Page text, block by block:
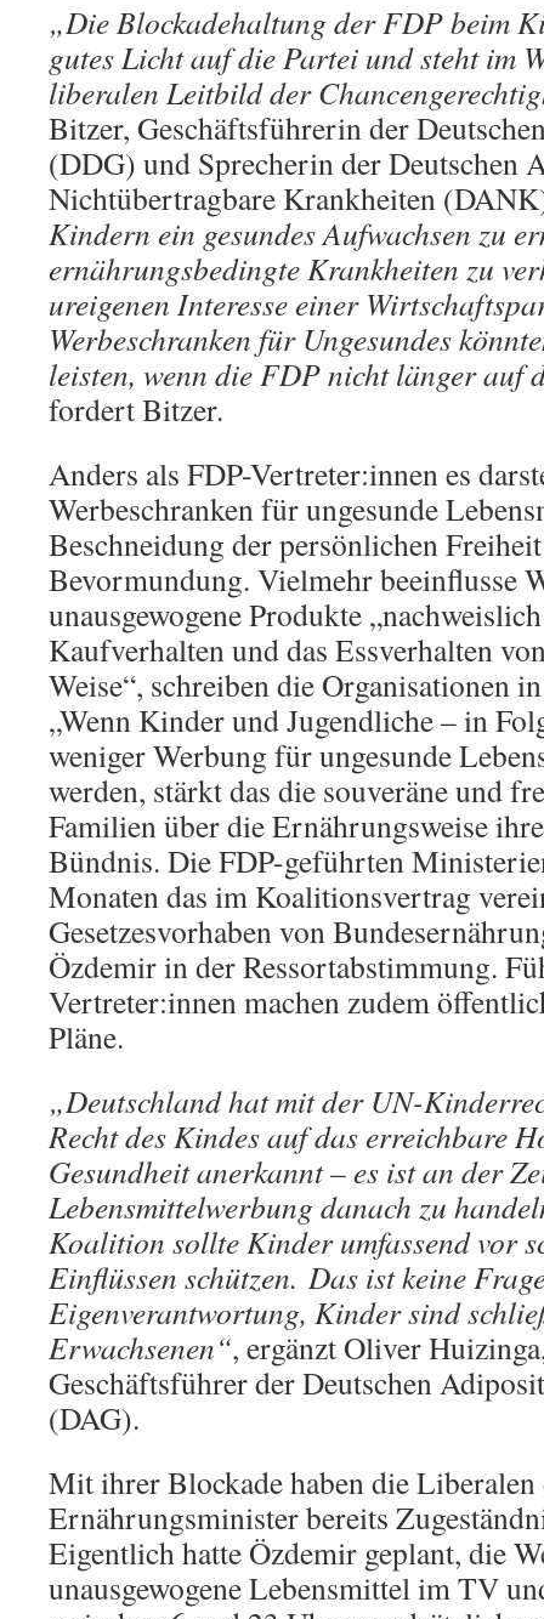
„Die Blockadehaltung der FDP beim
gutes Licht auf die Partei und steht im
liberalen Leitbild der
Bitzer, Geschäftsführerin der
(DDG) und Sprecherin der Deutschen
Nichtübertragbare Krankheiten
Kindern ein gesundes Aufwachsen zu
ernährungsbedingte Krankheiten zu
ureigenen Interesse einer
Werbeschranken für Ungesundes
leisten, wenn die FDP nicht länger auf
fordert Bitzer.
Anders als FDP-Vertreter:innen es
Werbeschranken für ungesunde
Beschneidung der persönlichen
Bevormundung. Vielmehr beeinflusse
unausgewogene Produkte
Kaufverhalten und das Essverhalten
Weise“, schreiben die Organisationen
„Wenn Kinder und Jugendliche – in
weniger Werbung für ungesunde
werden, stärkt das die souveräne und
Familien über die Ernährungsweise
Bündnis. Die FDP-geführten
Monaten das im Koalitionsvertrag
Gesetzesvorhaben von
Özdemir in der Ressortabstimmung.
Vertreter:innen machen zudem
Pläne.
„Deutschland hat mit der UN-
Recht des Kindes auf das erreichbare
Gesundheit anerkannt – es ist an der
Lebensmittelwerbung danach zu
Koalition sollte Kinder umfassend vor
Einflüssen schützen. Das ist keine
Eigenverantwortung, Kinder sind
Erwachsenen“, ergänzt Oliver
Geschäftsführer der Deutschen
(DAG).
Mit ihrer Blockade haben die Liberalen
Ernährungsminister bereits
Eigentlich hatte Özdemir geplant, die
unausgewogene Lebensmittel im TV